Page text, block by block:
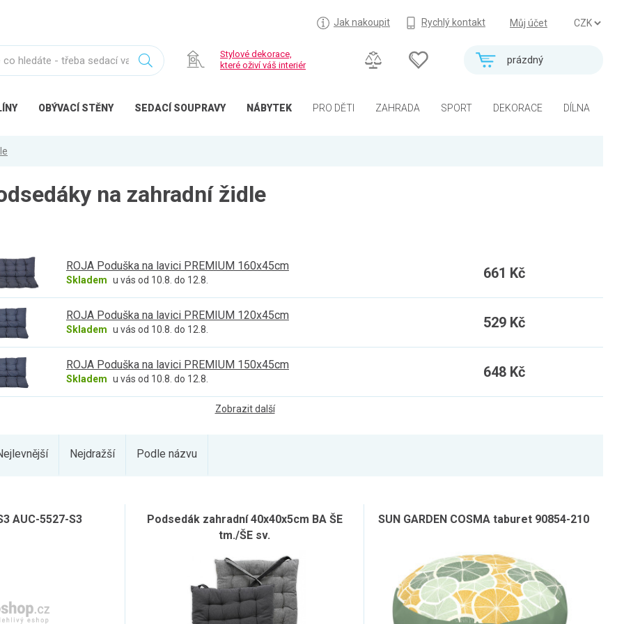
Můj účet
Jak nakoupit Rychlý kontakt
prázdný
Stylové dekorace,
které oživí váš interiér
OBÝVACÍ STĚNY SEDACÍ SOUPRAVY NÁBYTEK PRO DĚTI ZAHRADA SPORT DEKORACE DÍLNA
na zahradní židle
ROJA Poduška na lavici PREMIUM 160x45cm
Skladem u vás od 10.8. do 12.8. 661 Kč
ROJA Poduška na lavici PREMIUM 120x45cm
Skladem u vás od 10.8. do 12.8. 529 Kč
ROJA Poduška na lavici PREMIUM 150x45cm
Skladem u vás od 10.8. do 12.8. 648 Kč
Zobrazit další
Nejdražší Podle názvu
AUC-5527-S3
Podsedák zahradní 40x40x5cm BA ŠE
tm./ŠE sv.
SUN GARDEN COSMA taburet 90854-210